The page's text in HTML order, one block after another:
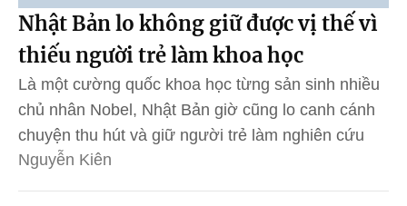
Nhật Bản lo không giữ được vị thế vì
thiếu người trẻ làm khoa học
Là một cường quốc khoa học từng sản sinh nhiều
chủ nhân Nobel, Nhật Bản giờ cũng lo canh cánh
chuyện thu hút và giữ người trẻ làm nghiên cứu
Nguyễn Kiên